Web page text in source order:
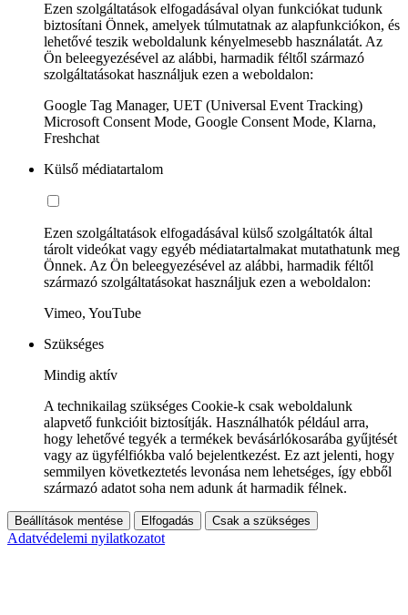
Ezen szolgáltatások elfogadásával olyan funkciókat tudunk
biztosítani Önnek, amelyek túlmutatnak az alapfunkciókon, és
lehetővé teszik weboldalunk kényelmesebb használatát. Az
Ön beleegyezésével az alábbi, harmadik féltől származó
szolgáltatásokat használjuk ezen a weboldalon:
Google Tag Manager, UET (Universal Event Tracking)
Microsoft Consent Mode, Google Consent Mode, Klarna,
Freshchat
Külső médiatartalom
Ezen szolgáltatások elfogadásával külső szolgáltatók által
tárolt videókat vagy egyéb médiatartalmakat mutathatunk meg
Önnek. Az Ön beleegyezésével az alábbi, harmadik féltől
származó szolgáltatásokat használjuk ezen a weboldalon:
Vimeo, YouTube
Szükséges
Mindig aktív
A technikailag szükséges Cookie-k csak weboldalunk
alapvető funkcióit biztosítják. Használhatók például arra,
hogy lehetővé tegyék a termékek bevásárlókosarába gyűjtését
vagy az ügyfélfiókba való bejelentkezést. Ez azt jelenti, hogy
semmilyen következtetés levonása nem lehetséges, így ebből
származó adatot soha nem adunk át harmadik félnek.
Beállítások mentése Elfogadás Csak a szükséges
Adatvédelemi nyilatkozatot